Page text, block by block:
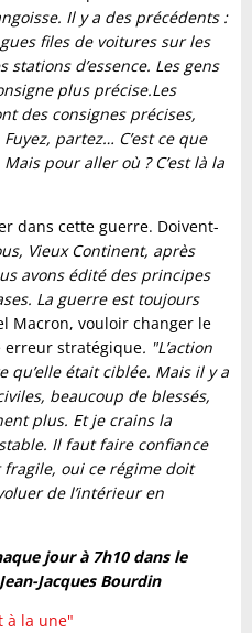
Il y a des précédents :
files de voitures sur les
d’essence. Les gens
plus précise.Les
des consignes précises,
partez… C’est ce que
pour aller où ? C’est là la
dans cette guerre. Doivent-
Vieux Continent, après
avons édité des principes
La guerre est toujours
Macron, vouloir changer le
erreur stratégique. "L’action
était ciblée. Mais il y a
beaucoup de blessés,
plus. Et je crains la
Il faut faire confiance
oui ce régime doit
de l’intérieur en
jour à 7h10 dans le
Jacques Bourdin
à la une"